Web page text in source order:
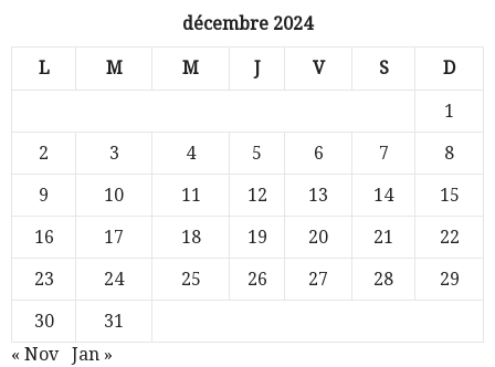
décembre 2024
L M M J V S D
1
2
3 4 5 6 7
8
9
10 11 12 13 14
15
16
17 18 19 20 21
22
23
24 25 26 27 28
29
30
31
« Nov
Jan »